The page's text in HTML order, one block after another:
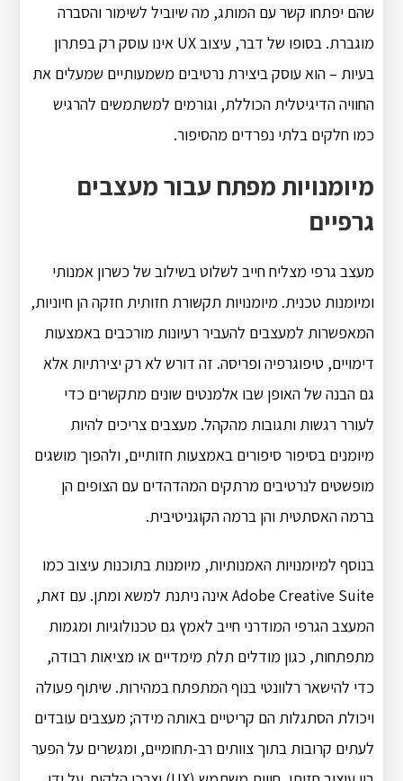
שהם יפתחו קשר עם המותג, מה שיוביל לשימור והסברה
מוגברת. בסופו של דבר, עיצוב UX אינו עוסק רק בפתרון
בעיות – הוא עוסק ביצירת נרטיבים משמעותיים שמעלים את
החוויה הדיגיטלית הכוללת, וגורמים למשתמשים להרגיש
כמו חלקים בלתי נפרדים מהסיפור.
מיומנויות מפתח עבור מעצבים
גרפיים
מעצב גרפי מצליח חייב לשלוט בשילוב של כשרון אמנותי
ומיומנות טכנית. מיומנויות תקשורת חזותית חזקה הן חיוניות,
המאפשרות למעצבים להעביר רעיונות מורכבים באמצעות
דימויים, טיפוגרפיה ופריסה. זה דורש לא רק יצירתיות אלא
גם הבנה של האופן שבו אלמנטים שונים מתקשרים כדי
לעורר רגשות ותגובות מהקהל. מעצבים צריכים להיות
מיומנים בסיפור סיפורים באמצעות חזותיים, ולהפוך מושגים
מופשטים לנרטיבים מרתקים המהדהדים עם הצופים הן
ברמה האסתטית והן ברמה הקוגניטיבית.
בנוסף למיומנויות האמנותיות, מיומנות בתוכנות עיצוב כמו
Adobe Creative Suite אינה ניתנת למשא ומתן. עם זאת,
המעצב הגרפי המודרני חייב לאמץ גם טכנולוגיות ומגמות
מתפתחות, כגון מודלים תלת מימדיים או מציאות רבודה,
כדי להישאר רלוונטי בנוף המתפתח במהירות. שיתוף פעולה
ויכולת הסתגלות הם קריטיים באותה מידה; מעצבים עובדים
לעתים קרובות בתוך צוותים רב-תחומיים, ומגשרים על הפער